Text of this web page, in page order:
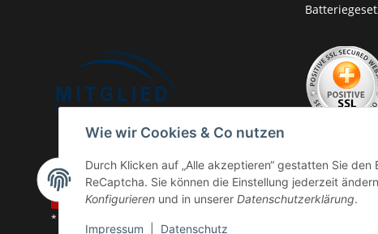
Wie wir Cookies & Co nutzen
Durch Klicken auf „Alle akzeptieren“ gestatten Sie
ReCaptcha. Sie können die Einstellung jederzeit
Konfigurieren und in unserer Datenschutzerklärung.
Impressum Datenschutz
Vertrag widerrufen
* Alle Preise inkl. gesetzlicher USt., zzgl.